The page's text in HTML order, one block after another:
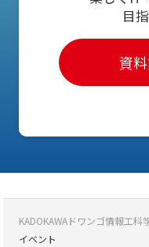
目
資
KADOKAWAドワンゴ情報工
イベント